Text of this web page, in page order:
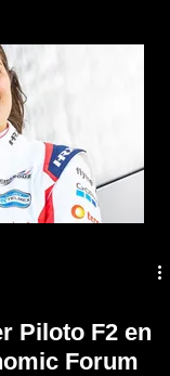
Piloto F2 en
Forum